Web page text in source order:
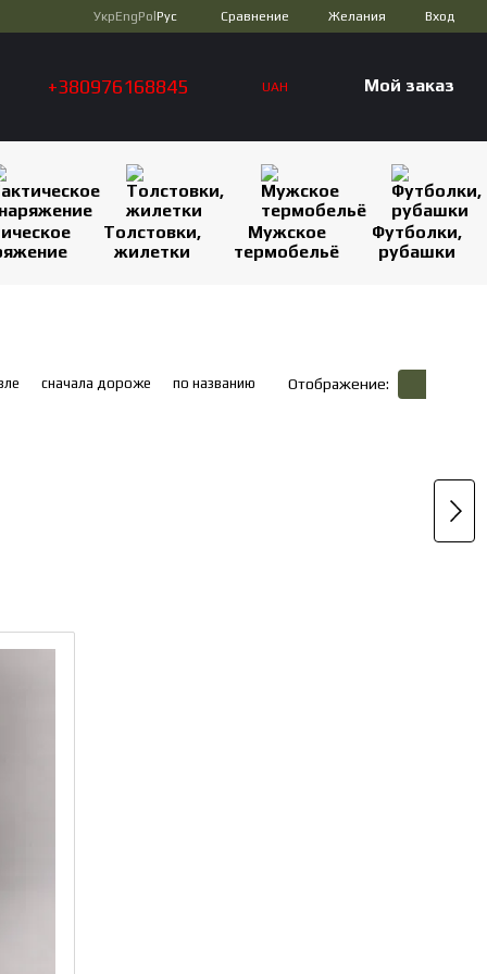
УкрEngPol Рус Сравнение Желания Вход
+380976168845 UAH Мой заказ
Толстовки,
жилетки
Мужское
термобельё
Футболки,
рубашки
сначала дороже по названию Отображение: